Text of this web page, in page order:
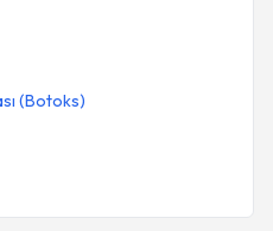
(Botoks)